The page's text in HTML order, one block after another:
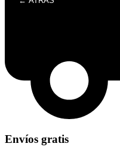
Envíos gratis